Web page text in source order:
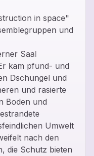
in space"
und
Saal
kam pfund- und
Dschungel und
und rasierte
Boden und
Umwelt
nach den
die Schutz bieten